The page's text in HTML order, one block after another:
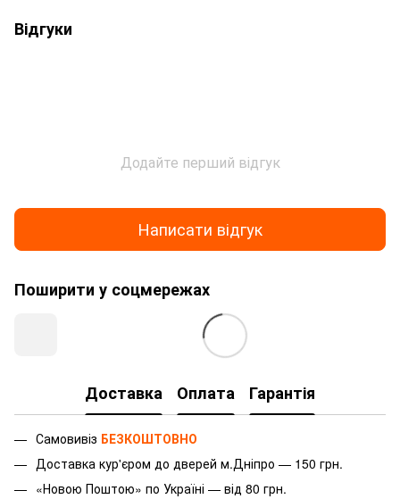
Відгуки
Додайте перший відгук
Написати відгук
Поширити у соцмережах
Доставка Оплата Гарантія
Самовивіз БЕЗКОШТОВНО
Доставка кур'єром до дверей м.Дніпро — 150 грн.
«Новою Поштою» по Україні — від 80 грн.